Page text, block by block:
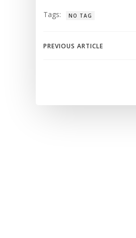
Tags: NO TAG
entradas
PREVIOUS ARTICLE